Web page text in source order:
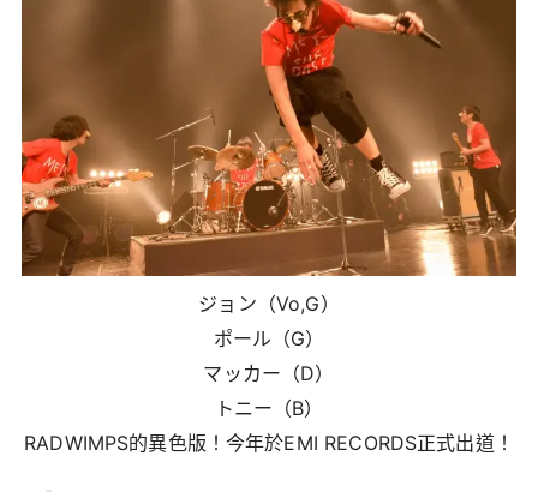
ジョン（Vo,G）
ポール（G）
マッカー（D）
トニー（B）
RADWIMPS的異色版！今年於EMI RECORDS正式出道！